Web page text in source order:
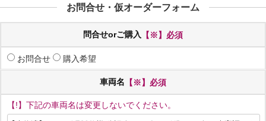
お問合せ・仮オーダーフォーム
問合せorご購入 【※】必須
お問合せ 購入希望
車両名 【※】必須
【!】下記の車両名は変更しないでください。